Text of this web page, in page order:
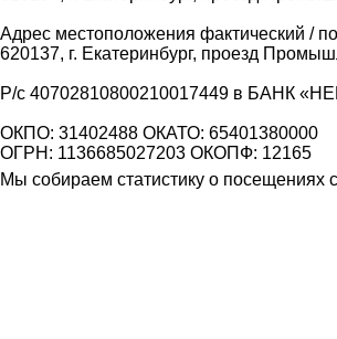
Адрес местоположения фактический /
620137, г. Екатеринбург, проезд
Р/с 40702810800210017449 в БАНК
ОКПО: 31402488 ОКАТО: 65401380000
ОГРН: 1136685027203 ОКОПФ: 12165
Мы собираем статистику о